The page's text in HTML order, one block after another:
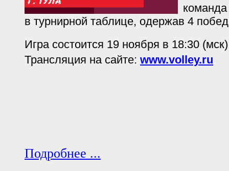
в турнирной таблице, одержав 4
Игра состоится 19 ноября в 18:30
Трансляция на сайте: www.volley.ru
Подробнее ...